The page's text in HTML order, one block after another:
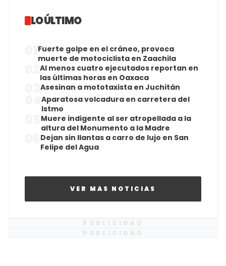
LO ÚLTIMO
Fuerte golpe en el cráneo, provoca
muerte de motociclista en Zaachila
Al menos cuatro ejecutados reportan en
las últimas horas en Oaxaca
Asesinan a mototaxista en Juchitán
Aparatosa volcadura en carretera del
Istmo
Muere indigente al ser atropellada a la
altura del Monumento a la Madre
Dejan sin llantas a carro de lujo en San
Felipe del Agua
VER MAS NOTICIAS